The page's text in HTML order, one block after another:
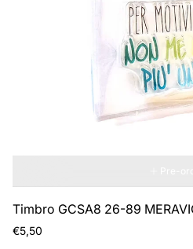
Timbro GCSA8 26-89
Regular
€5,50